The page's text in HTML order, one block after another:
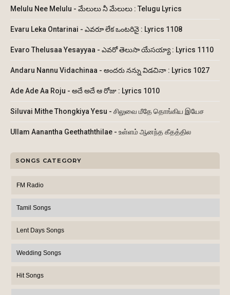
Melulu Nee Melulu - మేలులు నీ మేలులు : Telugu Lyrics
Evaru Leka Ontarinai - ఎవరూ లేక ఒంటరినై : Lyrics 1108
Evaro Thelusaa Yesayyaa - ఎవరో తెలుసా యేసయ్యా : Lyrics 1110
Andaru Nannu Vidachinaa - అందరు నన్ను విడచినా : Lyrics 1027
Ade Ade Aa Roju - అదే అదే ఆ రోజు : Lyrics 1010
Siluvai Mithe Thongkiya Yesu - சிலுவை மீதே தொங்கிய இயேச
Ullam Aanantha Geethaththilae - உள்ளம் ஆனந்த கீதத்தில
SONGS CATEGORY
FM Radio
Tamil Songs
Lent Days Songs
Wedding Songs
Hit Songs